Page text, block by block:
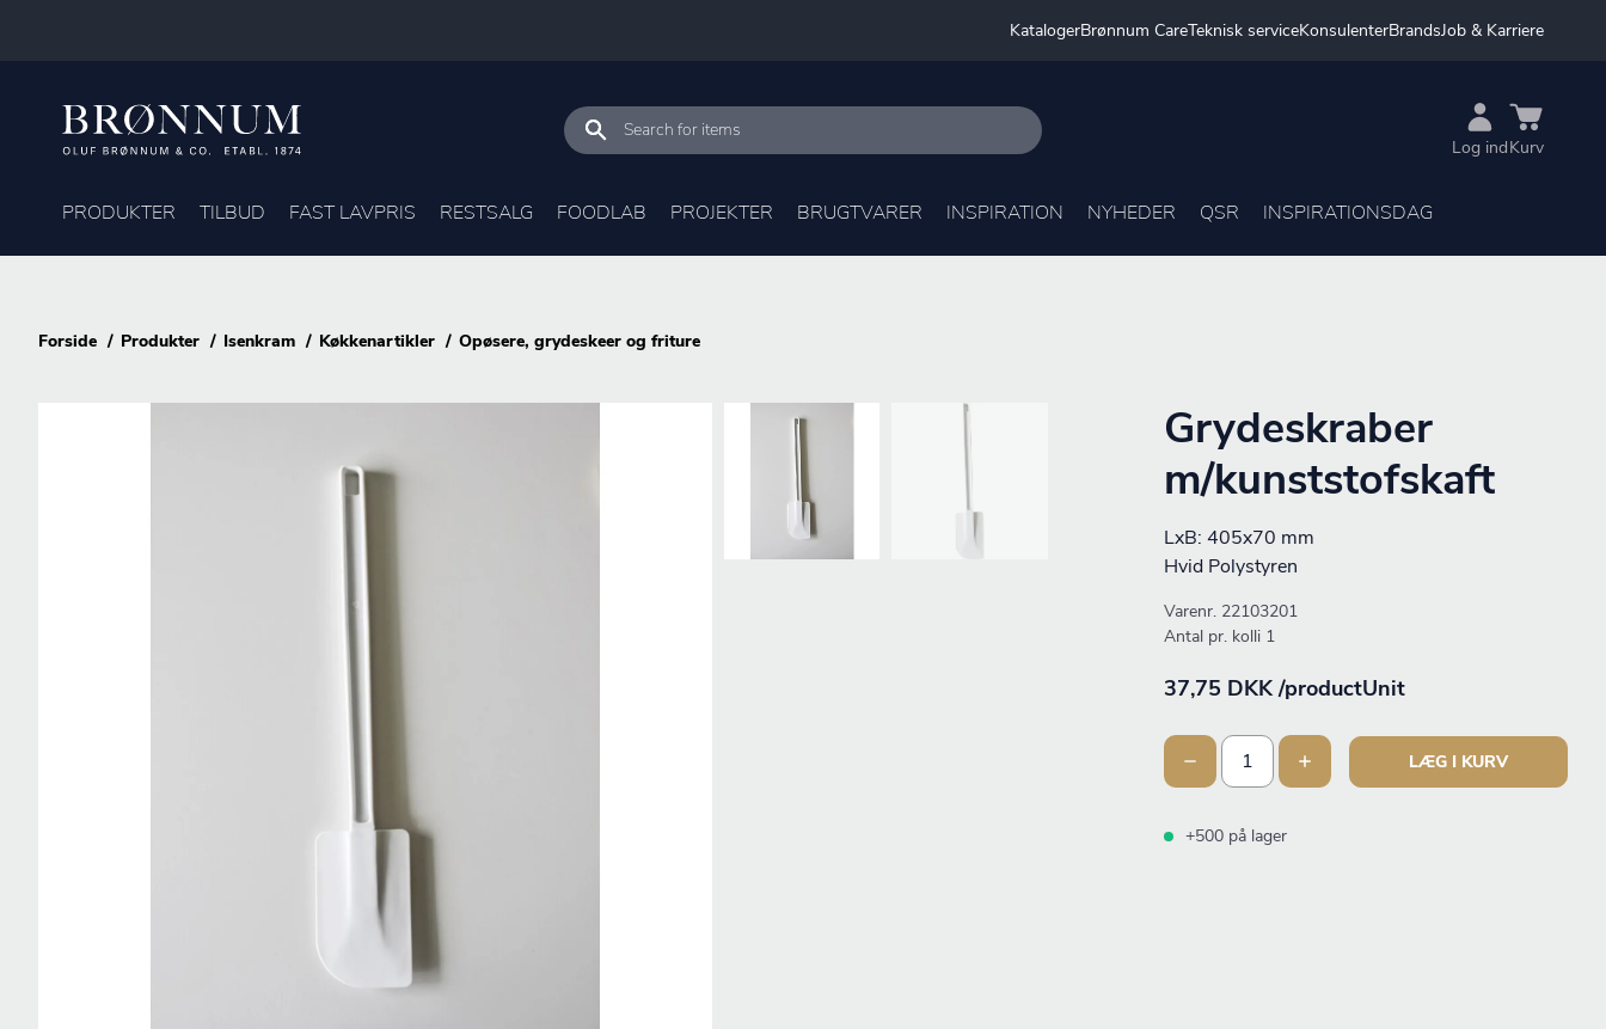
KatalogerBrønnum CareTeknisk serviceKonsulenterBrandsJob & Karriere
Log indKurv
PRODUKTER TILBUD FAST LAVPRIS RESTSALG FOODLAB PROJEKTER BRUGTVARER INSPIRATION NYHEDER QSR INSPIRATIONSDAG
Forside Produkter Isenkram Køkkenartikler Opøsere, grydeskeer og friture
Grydeskraber
m/kunststofskaft
LxB: 405x70 mm
Hvid Polystyren
Varenr. 22103201
Antal pr. kolli 1
37,75 DKK /productUnit
LÆG I KURV
+500 på lager